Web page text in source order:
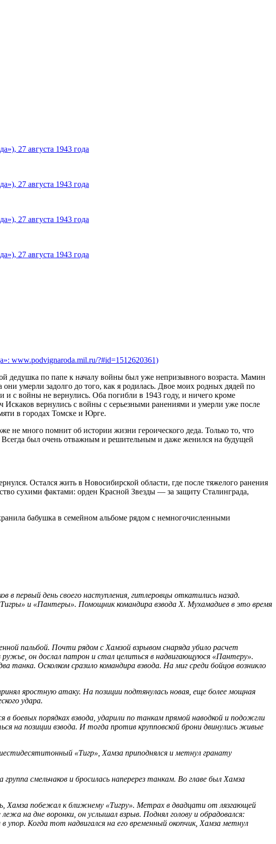
27 августа 1943 года
27 августа 1943 года
27 августа 1943 года
27 августа 1943 года
www.podvignaroda.mil.ru/?#id=1512620361)
по папе к началу войны был уже непризывного возраста. Мамин
умерли задолго до того, как я родилась. Двое моих родных дядей по
войны не вернулись. Оба погибли в 1943 году, и ничего кроме
вернулись с войны с серьезными ранениями и умерли уже после
в городах Томске и Юрге.
много помнит об истории жизни героического деда. Только то, что
Всегда был очень отважным и решительным и даже женился на будущей
Остался жить в Новосибирской области, где после тяжелого ранения
сухими фактами: орден Красной Звезды — за защиту Сталинграда,
бабушка в семейном альбоме рядом с немногочисленными
в первый день своего наступления, гитлеровцы откатились назад.
и «Пантеры». Помощник командира взвода Х. Мухамадиев в это время
пальбой. Почти рядом с Хамзой взрывом снаряда убило расчет
ружье, он дослал патрон и стал целиться в надвигающуюся «Пантеру».
Осколком сразило командира взвода. На миг среди бойцов возникло
яростную атаку. На позиции подтянулась новая, еще более мощная
удара.
боевых порядках взвода, ударили по танкам прямой наводкой и подожгли
на позиции взвода. И тогда против крупповской брони двинулись живые
«Тигр», Хамза приподнялся и метнул гранату
смельчаков и бросилась наперерез танкам. Во главе был Хамза
Хамза побежал к ближнему «Тигру». Метрах в двадцати от лязгающей
на дне воронки, он услышал взрыв. Поднял голову и обрадовался:
упор. Когда тот надвигался на его временный окопчик, Хамза метнул